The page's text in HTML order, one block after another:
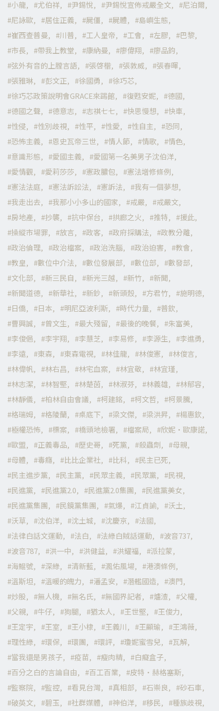
小龍
尤伯祥 尹錫悅 尹錫悅宣佈戒嚴全文
尼泊爾
尼詠歐
居住正義 屍僵 屍體
島嶼生態
崔西查普曼
川普 工人皇帝 工會 左膠
巴黎
市長
帶我上教堂 康納曼 廖偉翔
廖品鈞
弦外有音的上膛言語
張啓楷 張敦威
張春暉
張雅琳
彭文正 徐國勇
徐巧芯
徐巧芯政策說明會GRACE來踢館
復甦安妮
德國
德國之聲
德意志 志祺七七 快思慢想
快車
性侵
性別歧視 性平 性愛 性自主
恐同
恐怖主義
恩史瓦帝三世 情人節 情歌
情色
意識形態
愛國主義
愛國第一名美男子沈伯洋
愛情觀
愛莉莎莎 憲政膿包
憲法增修條例
憲法法庭
憲法訴訟法 憲訴法
我有一個夢想
我走出去
我那小小多山的國家 戒嚴
戒嚴文
房地產
抄襲 抗中保台 拱廊之火 推特
援此
操縱市場罪
放言 政客 政府採購法
政教分離
政治倫理
政治檔案 政治洗腦 政治迫害
教會
教皇
數位中介法 數位發展部 數位部
數發部
文化部
新三民自 新光三越 新竹
新聞
新聞道德
新華社 新鈔 新頭殼 方君竹
施明德
日僑
日本 明尼亞波利斯 時代力量
普欽
曹興誠
曾文生 最大殘留 最後的晚餐
朱富美
李俊俋
李宇翔 李慧芝 李易修 李源生
李進勇
李遠
東森 東森電視 林佳龍 林俊憲
林俊言
林偉帆
林右昌 林宅血案 林宜敬
林宜瑾
林志潔
林智堅 林楚茵 林淑芬 林義雄
林郁容
林靜儀
柏林自由會議 柯建銘 柯文哲
柯景騰
格瑞姆
格陵蘭 桌底下 梁文傑 梁洪昇
楊惠欽
極權恐怖
標案 橋頭地檢署 檔案局
欣妮·歐康諾
歐盟
正義毒品 歷史哥 死黨 殺蟲劑
母親
母體
毒癮 比比企業社 比科
民主已死
民主進步黨
民主黨 民眾主義 民眾黨
民視
民進黨
民進黨2.0 民進黨2.0集團
民進黨美女
民進黨集團
民鏡黨集團 氣爆 江貞諭
沃土
沃草
沈伯洋 沈土城 沈慶京
法國
法律白話文運動
法白 法綠白賊話運動
波音737
波音787
洪一中 洪健益 洪耀福
派拉蒙
海鯤號
深綠 清新藍 渢佑風場
港澳條例
溫斯坦
溫暖的魄力 潘孟安 潛艦國造
澳門
炒股
無人機 無名氏 無國界記者 爐渣
父權
父親
牛仔 狗腿 猶太人 王世堅
王俊力
王定宇
王室 王小棣 王義川 王顯瑜
王鴻薇
理性綠
環保 環團 環評 瓊妮蜜雪兒
瓦解
當我還是男孩子
疫苗 瘦肉精
白癡盒子
百分之白的言論自由
百工百業
皮特·赫格塞斯
監察院
監控 看見台灣 真相部 石崇良
砂石車
破英文
碧玉 社群媒體 神伯洋 移民 種族歧視